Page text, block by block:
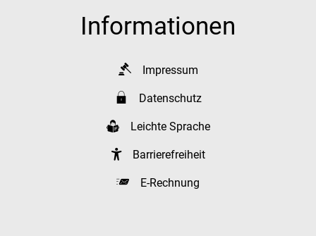
Informationen
Impressum
Datenschutz
Leichte Sprache
Barrierefreiheit
E-Rechnung